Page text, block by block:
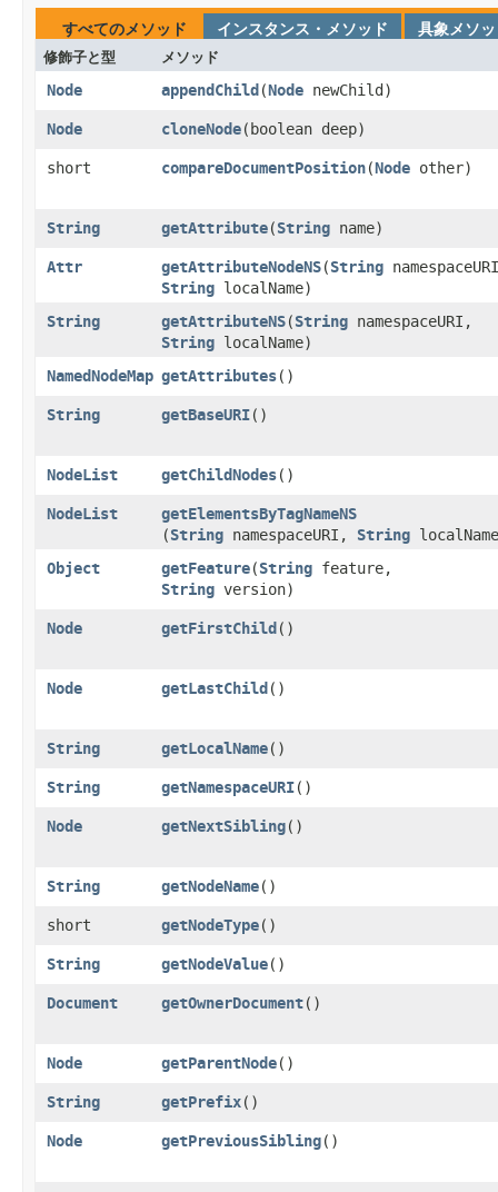
すべてのメソッド インスタンス・メソッド 具象メソ
修飾子と型 メソッド
Node appendChild ​(Node newChild)
Node cloneNode​(boolean deep)
short compareDocumentPosition​(Node other)
String getAttribute​(String name)
Attr getAttributeNodeNS​(String
String localName)
String
getAttributeNS​(String namespaceURI,
String localName)
NamedNodeMap getAttributes()
String getBaseURI()
NodeList getChildNodes()
NodeList getElementsByTagNameNS
(String namespaceURI, String
Object
getFeature​(String feature,
String version)
Node getFirstChild ()
Node getLastChild ()
String getLocalName()
String getNamespaceURI()
Node getNextSibling()
String getNodeName()
short getNodeType()
String getNodeValue()
Document getOwnerDocument()
Node getParentNode()
String getPrefix()
Node getPreviousSibling()